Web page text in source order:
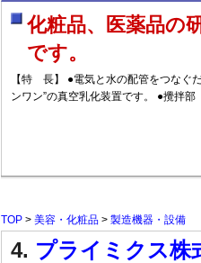
化粧品、医薬品の
です。
【特 長】 ●電気と水の配管をつなぐ
ンワン”の真空乳化装置です。 ●攪拌部
TOP > 美容・化粧品 > 製造機器・設備
4. プライミクス株